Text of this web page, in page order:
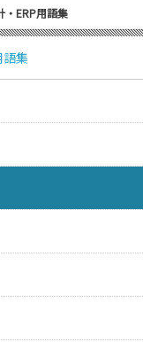
・ERP用語集
語集